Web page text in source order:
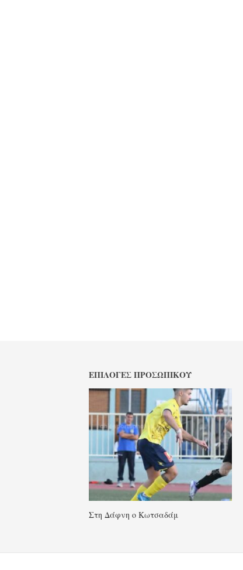
ΕΠΙΛΟΓΈΣ ΠΡΟΣΩΠΙΚΟΎ
Στη Δάφνη ο Κωτσαδάμ